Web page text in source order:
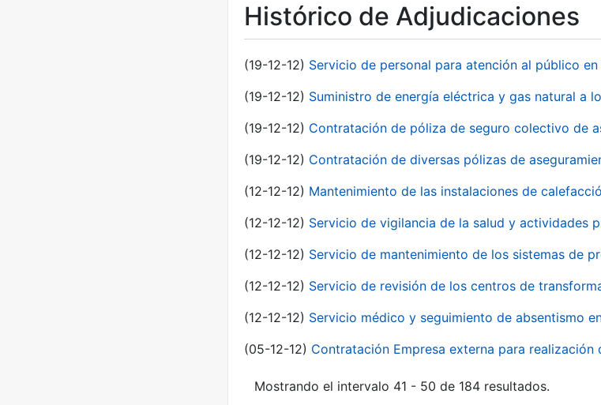
Histórico de Adjudicaciones
(19-12-12) Servicio de personal para atención al público
(19-12-12) Suministro de energía eléctrica y gas natural a
(19-12-12) Contratación de póliza de seguro colectivo de
(19-12-12) Contratación de diversas pólizas de
(12-12-12) Mantenimiento de las instalaciones de
(12-12-12) Servicio de vigilancia de la salud y actividades
(12-12-12) Servicio de mantenimiento de los sistemas de
(12-12-12) Servicio de revisión de los centros de
(12-12-12) Servicio médico y seguimiento de absentismo
(05-12-12) Contratación Empresa externa para realización
Mostrando el intervalo 41 - 50 de 184 resultados.